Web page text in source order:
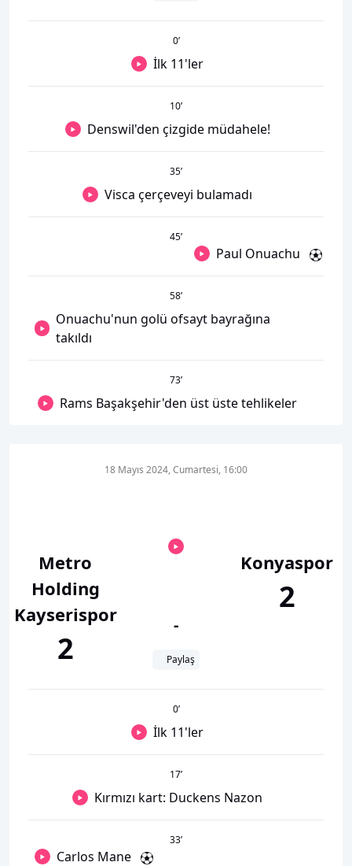
0’
İlk 11'ler
10’
Denswil'den çizgide müdahele!
35’
Visca çerçeveyi bulamadı
45’
Paul Onuachu
58’
Onuachu'nun golü ofsayt bayrağına
takıldı
73’
Rams Başakşehir'den üst üste tehlikeler
Metro
Holding
Kayserispor
2
18 Mayıs 2024, Cumartesi, 16:00
-
Paylaş
Konyaspor
2
0’
İlk 11'ler
17’
Kırmızı kart: Duckens Nazon
33’
Carlos Mane